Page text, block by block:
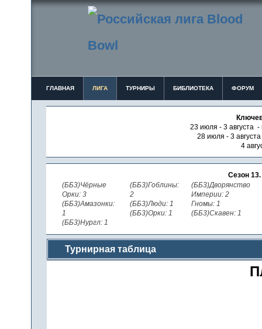
ГЛАВНАЯ ЛИГА ТУРНИРЫ БИБЛИОТЕКА ФОРУМ
23 июля - 3 августа -
28 июля - 3
4
Сезон 13.
(ББ3)Чёрные
Орки: 3
(ББ3)Амазонки:
1
(ББ3)Нургл: 1
(ББ3)Гоблины:
2
(ББ3)Люди: 1
(ББ3)Орки: 1
(ББ3)Дворянство
Империи: 2
Гномы: 1
(ББ3)Скавен: 1
Турнирная таблица